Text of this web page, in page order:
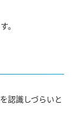
。
認識しづらいと